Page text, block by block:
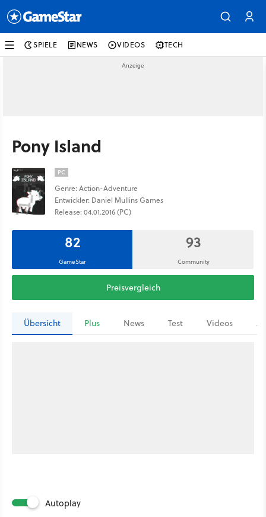
SPIELE NEWS VIDEOS TECH
Pony Island
PC
Genre: Action-Adventure
Entwickler: Daniel Mullins Games
Release: 04.01.2016 (PC)
82
GameStar
93
Community
Preisvergleich
Übersicht Plus News Test Videos
Autoplay